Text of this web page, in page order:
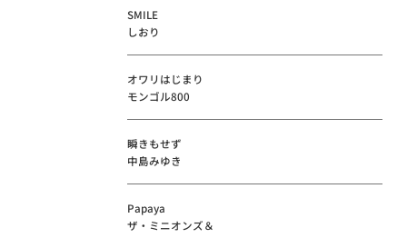
SMILE
しおり
オワリはじまり
モンゴル800
瞬きもせず
中島みゆき
Papaya
ザ・ミニオンズ＆